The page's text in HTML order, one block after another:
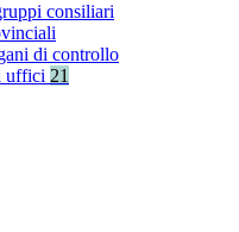
consiliari
di controllo
uffici 21